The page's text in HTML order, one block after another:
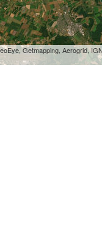
Getmapping, Aerogrid,